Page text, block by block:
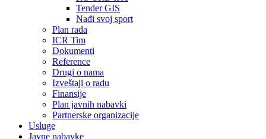
Tender GIS
Nađi svoj sport
Plan rada
ICR Tim
Dokumenti
Reference
Drugi o nama
Izveštaji o radu
Finansije
Plan javnih nabavki
Partnerske organizacije
Usluge
Javne nabavke